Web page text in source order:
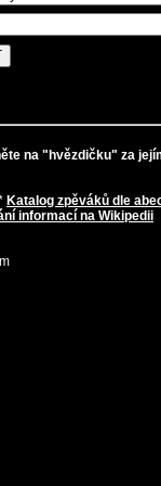
na "hvězdičku" za
Katalog zpěváků dle
informací na Wikipedii